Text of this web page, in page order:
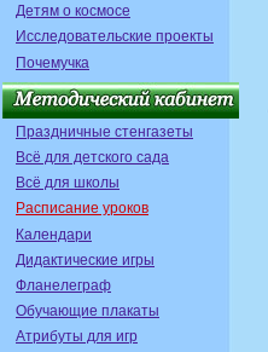
Детям о космосе
Исследовательские проекты
Почемучка
Праздничные стенгазеты
Всё для детского сада
Всё для школы
Расписание уроков
Календари
Дидактические игры
Фланелеграф
Обучающие плакаты
Атрибуты для игр